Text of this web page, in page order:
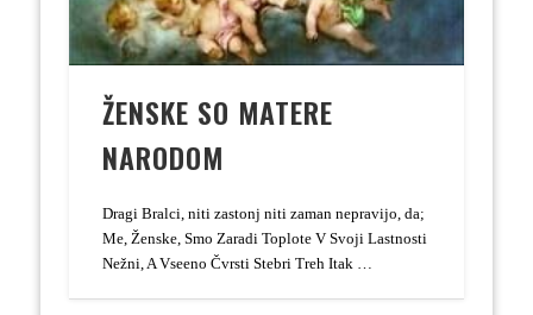
ŽENSKE SO MATERE
NARODOM
Dragi Bralci, niti zastonj niti zaman nepravijo, da;
Me, Ženske, Smo Zaradi Toplote V Svoji Lastnosti
Nežni, A Vseeno Čvrsti Stebri Treh Itak …